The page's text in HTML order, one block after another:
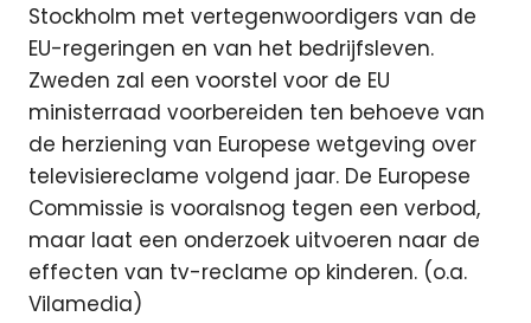
Stockholm met vertegenwoordigers van de
EU-regeringen en van het bedrijfsleven.
Zweden zal een voorstel voor de EU
ministerraad voorbereiden ten behoeve van
de herziening van Europese wetgeving over
televisiereclame volgend jaar. De Europese
Commissie is vooralsnog tegen een verbod,
maar laat een onderzoek uitvoeren naar de
effecten van tv-reclame op kinderen. (o.a.
Vilamedia)